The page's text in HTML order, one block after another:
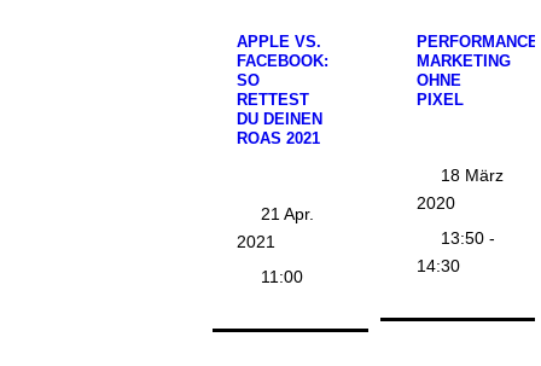
APPLE VS.
FACEBOOK:
SO
RETTEST
DU DEINEN
ROAS 2021
21 Apr.
2021
11:00
PERFORMANCE
MARKETING
OHNE
PIXEL
18 März
2020
13:50 -
14:30